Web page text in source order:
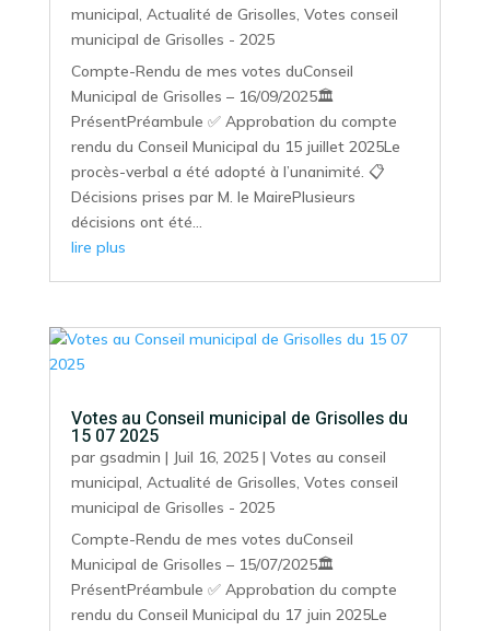
municipal, Actualité de Grisolles, Votes conseil
municipal de Grisolles - 2025
Compte-Rendu de mes votes duConseil
Municipal de Grisolles – 16/09/2025🏛️
PrésentPréambule ✅ Approbation du compte
rendu du Conseil Municipal du 15 juillet 2025Le
procès-verbal a été adopté à l’unanimité. 📋
Décisions prises par M. le MairePlusieurs
décisions ont été...
lire plus
Votes au Conseil municipal de Grisolles du
15 07 2025
par gsadmin | Juil 16, 2025| Votes au conseil
municipal, Actualité de Grisolles, Votes conseil
municipal de Grisolles - 2025
Compte-Rendu de mes votes duConseil
Municipal de Grisolles – 15/07/2025🏛️
PrésentPréambule ✅ Approbation du compte
rendu du Conseil Municipal du 17 juin 2025Le